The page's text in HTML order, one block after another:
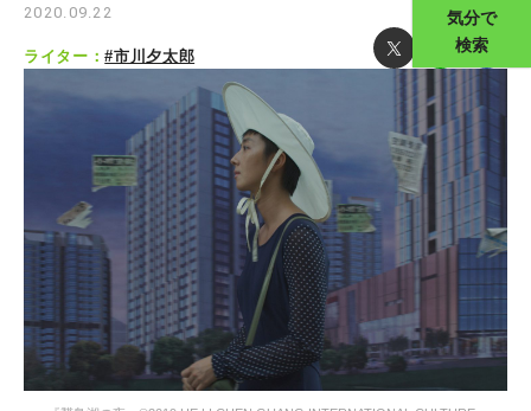
気分で
検索
2020.09.22
ライター：#市川夕太郎